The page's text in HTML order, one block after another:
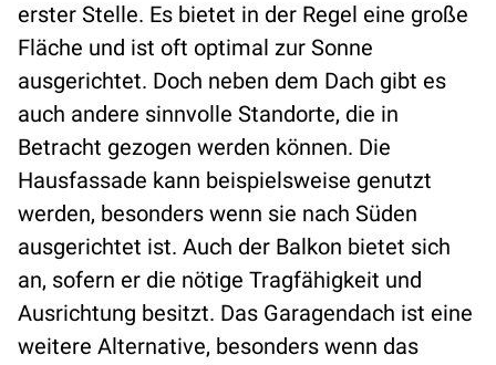
erster Stelle. Es bietet in der Regel eine große
Fläche und ist oft optimal zur Sonne
ausgerichtet. Doch neben dem Dach gibt es
auch andere sinnvolle Standorte, die in
Betracht gezogen werden können. Die
Hausfassade kann beispielsweise genutzt
werden, besonders wenn sie nach Süden
ausgerichtet ist. Auch der Balkon bietet sich
an, sofern er die nötige Tragfähigkeit und
Ausrichtung besitzt. Das Garagendach ist eine
weitere Alternative, besonders wenn das